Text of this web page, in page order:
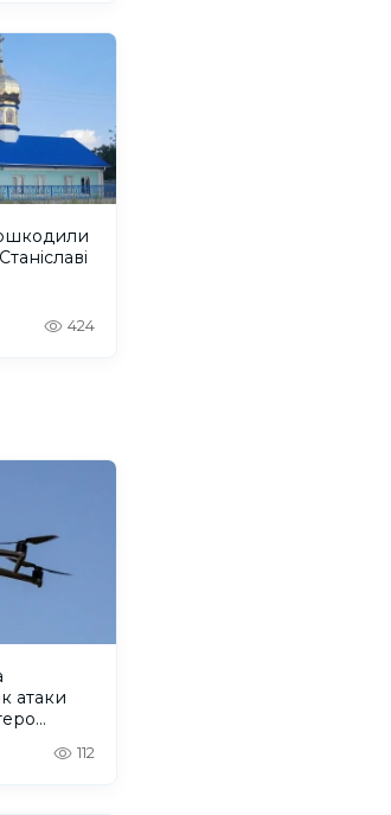
424
атаки
112